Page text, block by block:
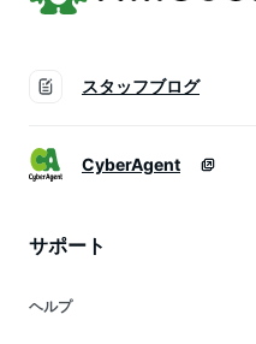
スタッフブログ
CyberAgent
サポート
ヘルプ